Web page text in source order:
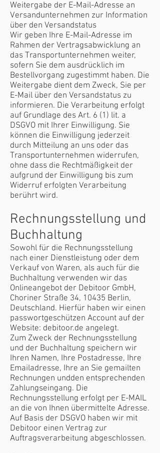
Weitergabe der E-Mail-Adresse an
Versandunternehmen zur Information
über den Versandstatus
Wir geben Ihre E-Mail-Adresse im
Rahmen der Vertragsabwicklung an
das Transportunternehmen weiter,
sofern Sie dem ausdrücklich im
Bestellvorgang zugestimmt haben. Die
Weitergabe dient dem Zweck, Sie per
E-Mail über den Versandstatus zu
informieren. Die Verarbeitung erfolgt
auf Grundlage des Art. 6 (1) lit. a
DSGVO mit Ihrer Einwilligung. Sie
können die Einwilligung jederzeit
durch Mitteilung an uns oder das
Transportunternehmen widerrufen,
ohne dass die Rechtmäßigkeit der
aufgrund der Einwilligung bis zum
Widerruf erfolgten Verarbeitung
berührt wird.
Rechnungsstellung und
Buchhaltung
Sowohl für die Rechnungsstellung
nach einer Dienstleistung oder dem
Verkauf von Waren, als auch für die
Buchhaltung verwenden wir das
Onlineangebot der Debitoor GmbH,
Choriner Straße 34, 10435 Berlin,
Deutschland. Hierfür haben wir einen
passwortgeschützen Account auf der
Website: debitoor.de angelegt.
Zum Zweck der Rechnungsstellung
und der Buchhaltung speichern wir
Ihren Namen, Ihre Postadresse, Ihre
Emailadresse, Ihre an Sie gemailten
Rechnungen undden entsprechenden
Zahlungseingang. Die
Rechnungsstellung erfolgt per E-MAIL
an die von Ihnen übermittelte Adresse.
Auf Basis der DSGVO haben wir mit
Debitoor einen Vertrag zur
Auftragsverarbeitung abgeschlossen.